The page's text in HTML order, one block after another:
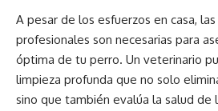
A pesar de los esfuerzos en casa,
profesionales son necesarias para
óptima de tu perro. Un veterinario
limpieza profunda que no solo
sino que también evalúa la salud de